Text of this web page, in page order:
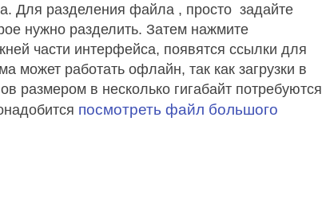
Для разделения файла , просто задайте
нужно разделить. Затем нажмите
части интерфейса, появятся ссылки для
может работать офлайн, так как загрузки в
размером в несколько гигабайт потребуются
посмотреть файл большого